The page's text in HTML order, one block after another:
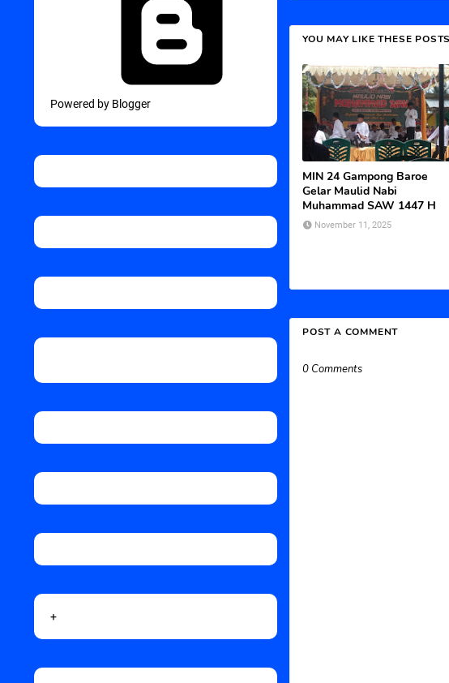
Powered by Blogger
+
YOU MAY LIKE THESE POSTS
MIN 24 Gampong Baroe
Gelar Maulid Nabi
Muhammad SAW 1447 H
November 11, 2025
POST A COMMENT
0 Comments